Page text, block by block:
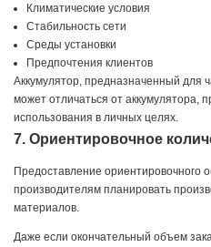
Климатические условия
Стабильность сети
Среды установки
Предпочтения клиентов
Аккумулятор, предназначенный для
может отличаться от аккумулятора,
использования в личных целях.
7. Ориентировочное
Предоставление ориентировочного
производителям планировать
материалов.
Даже если окончательный объем